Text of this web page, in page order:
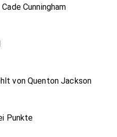
Cunningham
von Quenton Jackson
Punkte